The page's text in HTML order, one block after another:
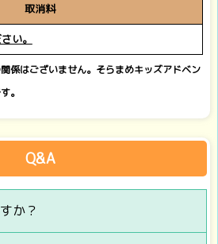
取消料
い。
係はございません。そらまめキッズアドベン
。
Q&A
か？